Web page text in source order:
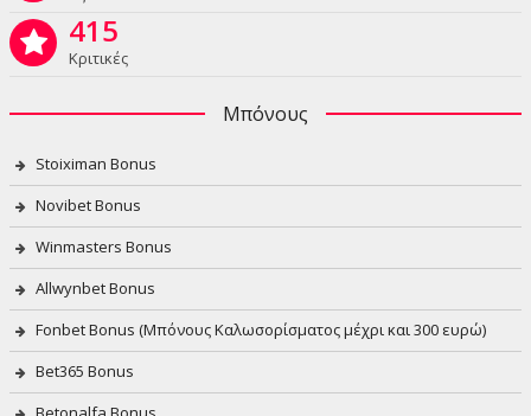
415
Κριτικές
Μπόνους
Stoiximan Bonus
Novibet Bonus
Winmasters Bonus
Allwynbet Bonus
Fonbet Bonus (Μπόνους Καλωσορίσματος μέχρι και 300 ευρώ)
Bet365 Bonus